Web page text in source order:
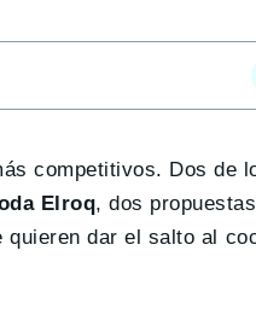
competitivos. Dos de
Elroq, dos
dar el salto al